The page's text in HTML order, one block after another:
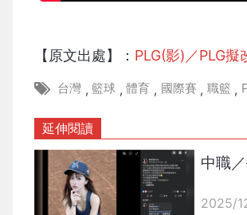
【原文出處】： PLG(影)／PLG
台灣 , 籃球 , 體育 , 國際賽 , 職籃 ,
延伸閱讀
中職
2025/